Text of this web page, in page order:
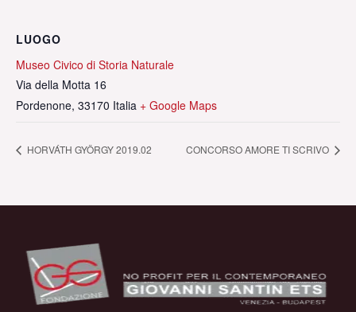
LUOGO
Museo Civico di Storia Naturale
Via della Motta 16
Pordenone, 33170 Italia + Google Maps
HORVÁTH GYÖRGY 2019.02 CONCORSO AMORE TI SCRIVO